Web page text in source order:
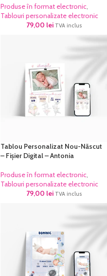
Produse în format electronic,
Tablouri personalizate electronic
79,00 lei TVA inclus
Tablou Personalizat Nou-Născut
– Fișier Digital – Antonia
Produse în format electronic,
Tablouri personalizate electronic
79,00 lei TVA inclus